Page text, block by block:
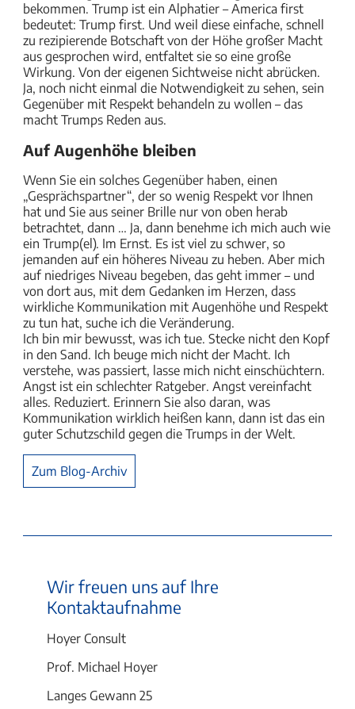
bekommen. Trump ist ein Alphatier – America first
bedeutet: Trump first. Und weil diese einfache, schnell
zu rezipierende Botschaft von der Höhe großer Macht
aus gesprochen wird, entfaltet sie so eine große
Wirkung. Von der eigenen Sichtweise nicht abrücken.
Ja, noch nicht einmal die Notwendigkeit zu sehen, sein
Gegenüber mit Respekt behandeln zu wollen – das
macht Trumps Reden aus.
Auf Augenhöhe bleiben
Wenn Sie ein solches Gegenüber haben, einen
„Gesprächspartner“, der so wenig Respekt vor Ihnen
hat und Sie aus seiner Brille nur von oben herab
betrachtet, dann … Ja, dann benehme ich mich auch wie
ein Trump(el). Im Ernst. Es ist viel zu schwer, so
jemanden auf ein höheres Niveau zu heben. Aber mich
auf niedriges Niveau begeben, das geht immer – und
von dort aus, mit dem Gedanken im Herzen, dass
wirkliche Kommunikation mit Augenhöhe und Respekt
zu tun hat, suche ich die Veränderung.
Ich bin mir bewusst, was ich tue. Stecke nicht den Kopf
in den Sand. Ich beuge mich nicht der Macht. Ich
verstehe, was passiert, lasse mich nicht einschüchtern.
Angst ist ein schlechter Ratgeber. Angst vereinfacht
alles. Reduziert. Erinnern Sie also daran, was
Kommunikation wirklich heißen kann, dann ist das ein
guter Schutzschild gegen die Trumps in der Welt.
Zum Blog-Archiv
Wir freuen uns auf Ihre
Kontaktaufnahme
Hoyer Consult
Prof. Michael Hoyer
Langes Gewann 25